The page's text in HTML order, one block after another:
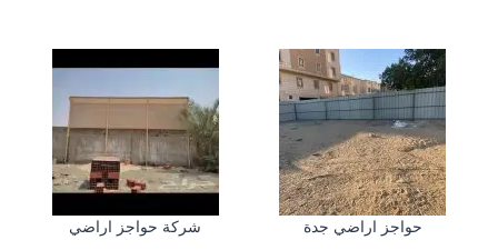
حواجز اراضي جدة شركة حواجز اراضي